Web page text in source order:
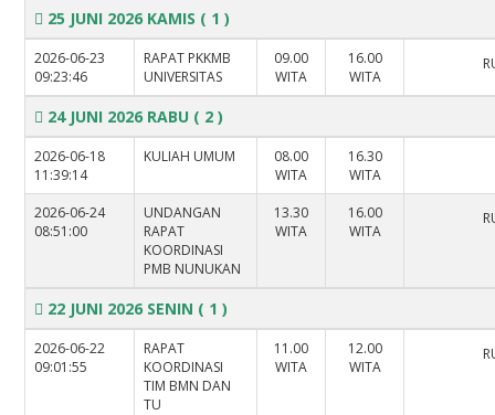
25 JUNI 2026 KAMIS ( 1 )
2026-06-23
09:23:46
RAPAT PKKMB
UNIVERSITAS
09.00
WITA
16.00
WITA
24 JUNI 2026 RABU ( 2 )
2026-06-18
11:39:14
KULIAH UMUM
08.00
WITA
16.30
WITA
2026-06-24
08:51:00
UNDANGAN
RAPAT
KOORDINASI
PMB NUNUKAN
13.30
WITA
16.00
WITA
22 JUNI 2026 SENIN ( 1 )
2026-06-22
09:01:55
RAPAT
KOORDINASI
TIM BMN DAN
TU
11.00
WITA
12.00
WITA